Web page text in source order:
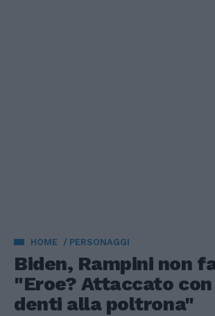
HOME PERSONAGGI
Biden, Rampini non
"Eroe? Attaccato
denti alla poltrona"